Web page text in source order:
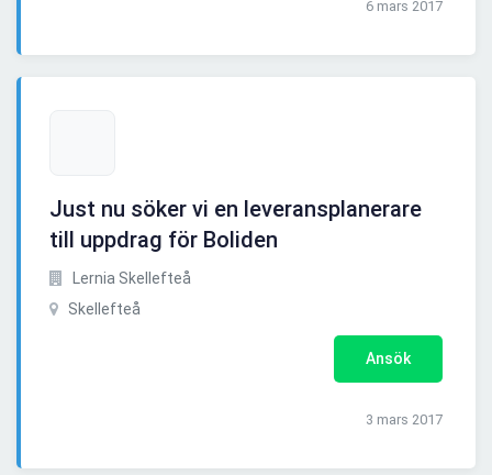
6 mars 2017
Just nu söker vi en leveransplanerare
till uppdrag för Boliden
Lernia Skellefteå
Skellefteå
Ansök
3 mars 2017